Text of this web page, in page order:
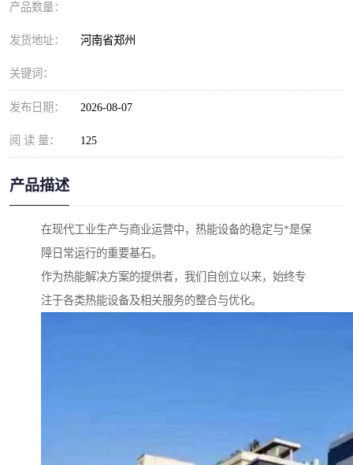
产品数量：
发货地址： 河南省郑州
关键词：
发布日期： 2026-08-07
阅 读 量： 125
产品描述
在现代工业生产与商业运营中，热能设备的稳定与*是保
障日常运行的重要基石。
作为热能解决方案的提供者，我们自创立以来，始终专
注于各类热能设备及相关服务的整合与优化。